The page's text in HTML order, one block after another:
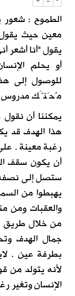
الطموح : شعور
معين حيث يقول
يقول "أنا أشعر
أو يحلم
للوصول إلى
مُحَنَّك مدروس
يمكننا أن
هذا الهدف قد
رغبة معينة .
أن يكون سقف
ستصل إلى نصفه
يهبطوا من
والعقبات ومن
من خلال طريق
جمال الهدف
بطرفة عين .
لأنه يتولد من
الإنسان وتغير